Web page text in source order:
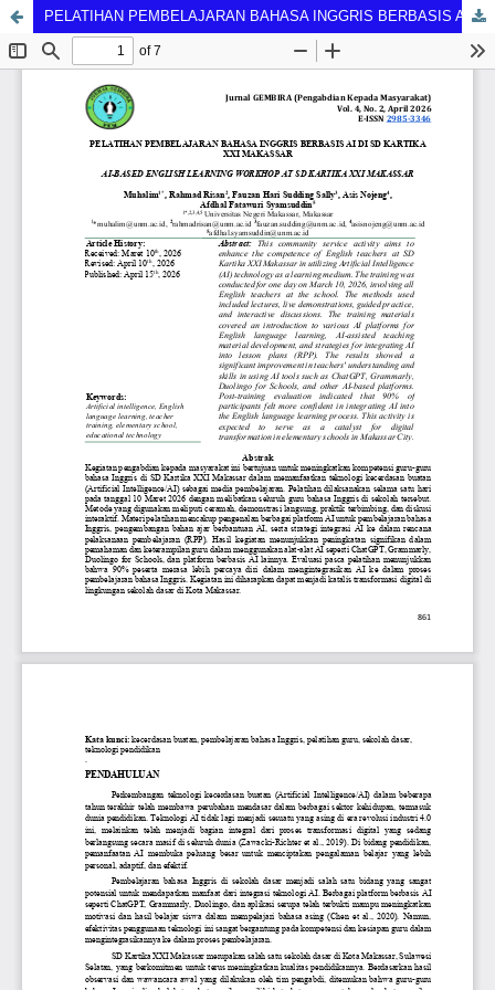
PELATIHAN PEMBELAJARAN BAHASA INGGRIS BERBASIS AI DI SD KARTIKA XXI MAKASSAR